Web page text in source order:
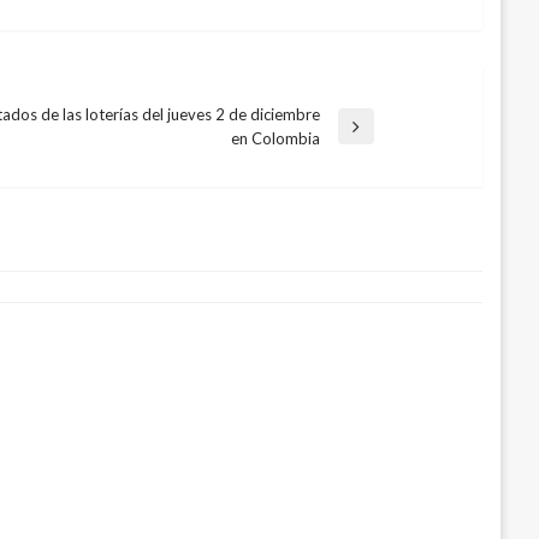
de las loterías del jueves 2 de diciembre
en Colombia